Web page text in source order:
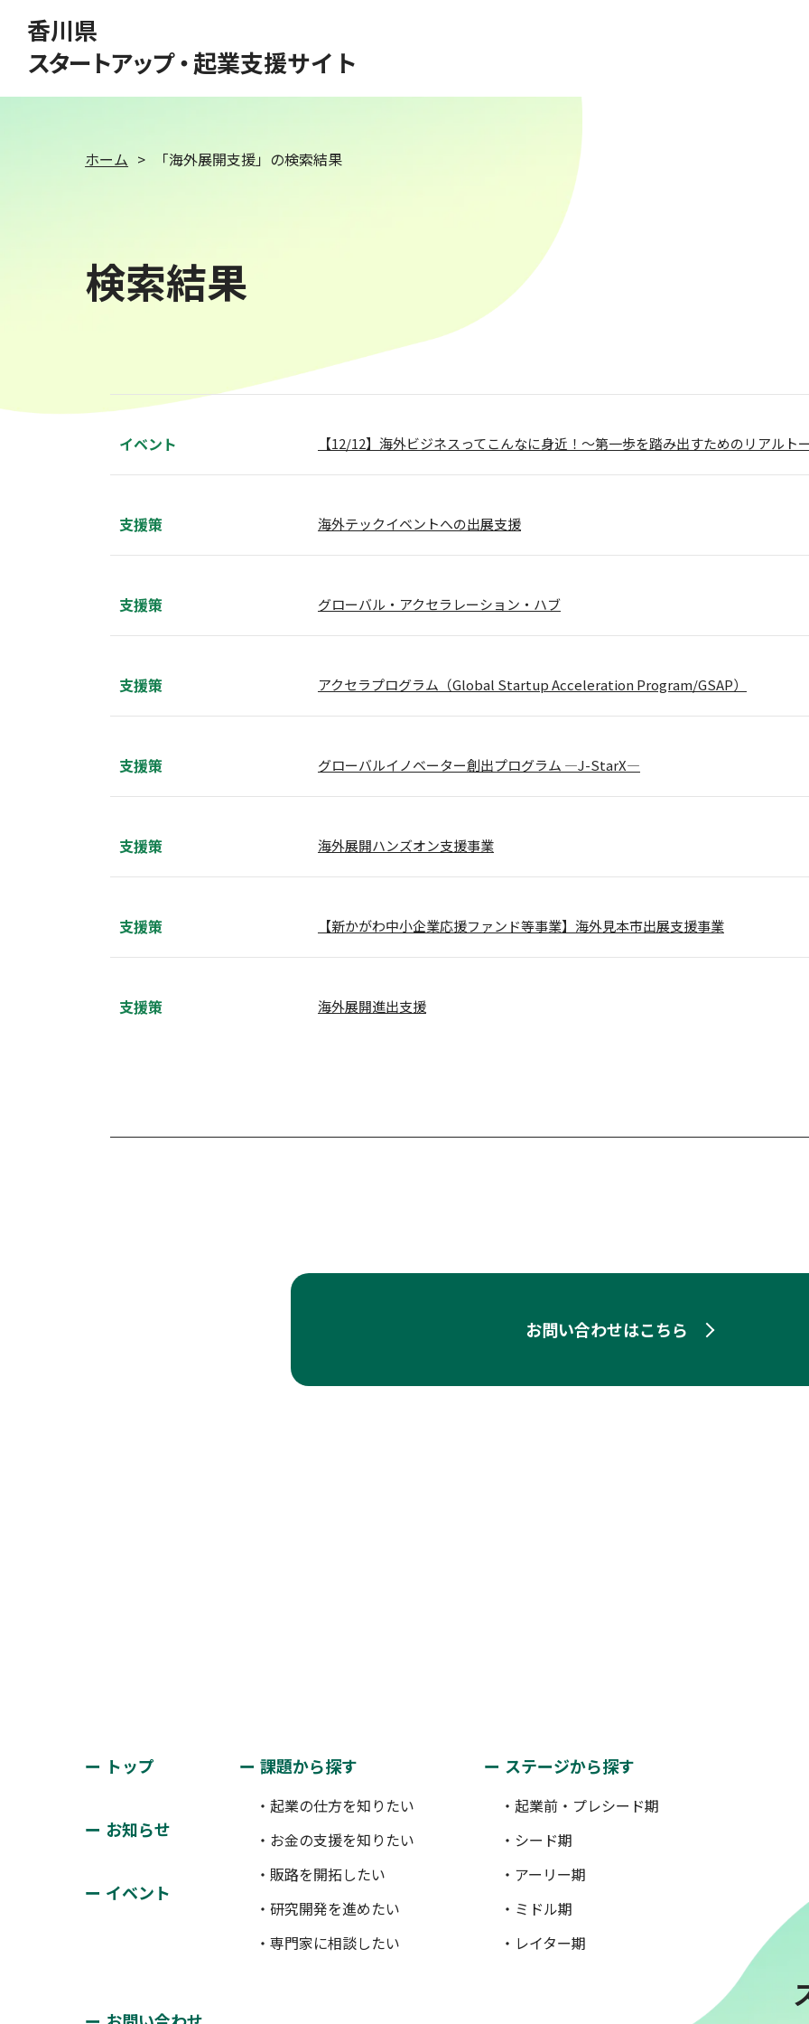
香川県
スタートアップ・起業支援サイト
ホーム 「海外展開支援」の検索結果
検索結果
イベント 【12/12】海外ビジネスってこんなに身近！～第一歩を踏み出すためのリアルト
支援策 海外テックイベントへの出展支援
支援策 グローバル・アクセラレーション・ハブ
支援策 アクセラプログラム（Global Startup Acceleration Program/GSAP）
支援策 グローバルイノベーター創出プログラム ―J-StarX―
支援策 海外展開ハンズオン支援事業
支援策 【新かがわ中小企業応援ファンド等事業】海外見本市出展支援事業
支援策 海外展開進出支援
お問い合わせはこちら
トップ
お知らせ
イベント
課題から探す
・起業の仕方を知りたい
・お金の支援を知りたい
・販路を開拓したい
・研究開発を進めたい
・専門家に相談したい
ステージから探す
・起業前・プレシード期
・シード期
・アーリー期
・ミドル期
・レイター期